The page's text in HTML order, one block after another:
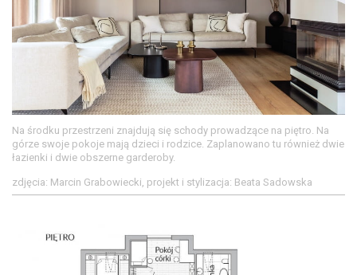
Na środku przestrzeni znajdują się schody prowadzące na piętro. Na
górze swoje pokoje mają dzieci i rodzice. Zaplanowano tu również dwie
łazienki i dwie obszerne garderoby.
zdjęcia: Marcin Grabowiecki, projekt i stylizacja: Beata Sadowska